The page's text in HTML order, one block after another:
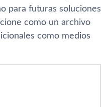
para futuras soluciones
como un archivo
como medios